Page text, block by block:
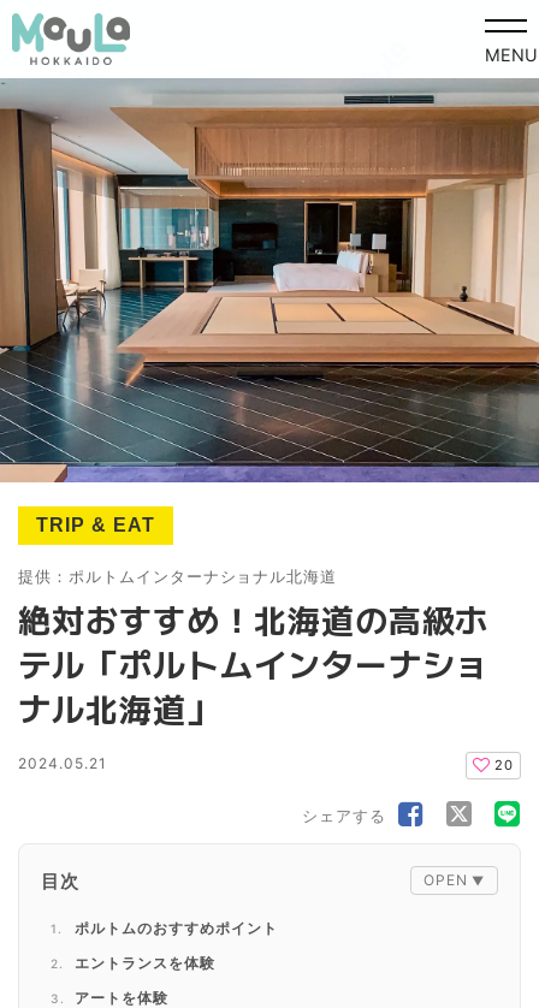
MENU
TRIP & EAT
提供：ポルトムインターナショナル北海道
絶対おすすめ！北海道の高級ホ
テル「ポルトムインターナショ
ナル北海道」
2024.05.21 20
シェアする
目次
ポルトムのおすすめポイント
エントランスを体験
アートを体験